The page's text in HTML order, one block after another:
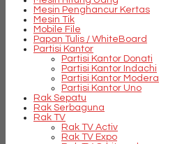
Mesin Penghancur Kertas
Mesin Tik
Mobile File
Papan Tulis / WhiteBoard
Partisi Kantor
Partisi Kantor Donati
Partisi Kantor Indachi
Partisi Kantor Modera
Partisi Kantor Uno
Rak Sepatu
Rak Serbaguna
Rak TV
Rak TV Activ
Rak TV Expo